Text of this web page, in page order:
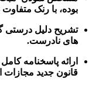
بوده، با رنک
تشریح دلیل درستی
های نادرست.
ارائه پاسخنامه
قانون جدید مجازات